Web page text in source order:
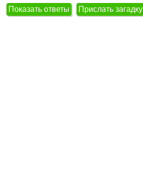
Показать ответы Прислать загадку